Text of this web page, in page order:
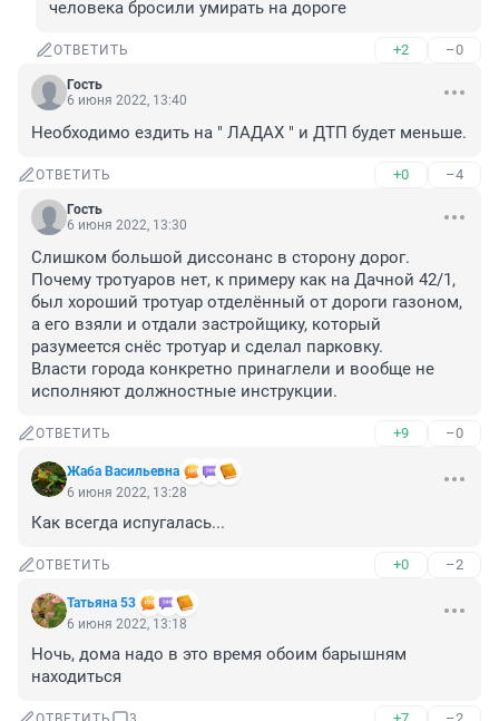
человека бросили умирать на дороге
ОТВЕТИТЬ +2 –0
Гость
6 июня 2022, 13:40
Необходимо ездить на " ЛАДАХ " и ДТП будет меньше.
ОТВЕТИТЬ +0 –4
Гость
6 июня 2022, 13:30
Слишком большой диссонанс в сторону дорог.
Почему тротуаров нет, к примеру как на Дачной 42/1,
был хороший тротуар отделённый от дороги газоном,
а его взяли и отдали застройщику, который
разумеется снёс тротуар и сделал парковку.
Власти города конкретно принаглели и вообще не
исполняют должностные инструкции.
ОТВЕТИТЬ +9 –0
Жаба Васильевна
6 июня 2022, 13:28
Как всегда испугалась...
ОТВЕТИТЬ +0 –2
Татьяна 53
6 июня 2022, 13:18
Ночь, дома надо в это время обоим барышням
находиться